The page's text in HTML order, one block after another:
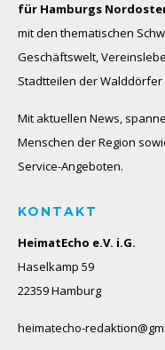
für Hamburgs
mit den thematischen
Geschäftswelt,
Stadtteilen der
Mit aktuellen News,
Menschen der Region
Service-Angeboten.
KONTAKT
HeimatEcho e.V. i.G.
Haselkamp 59
22359 Hamburg
heimatecho-